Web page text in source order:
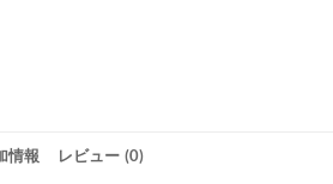
情報 レビュー (0)